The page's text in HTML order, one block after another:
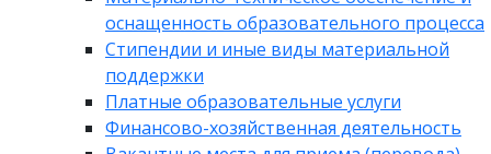
оснащенность образовательного процесса
Стипендии и иные виды материальной
поддержки
Платные образовательные услуги
Финансово-хозяйственная деятельность